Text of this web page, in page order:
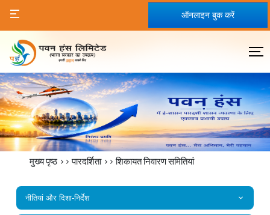
ऑनलाइन बुक करें
मुख्य पृष्ठ >>पारदर्शिता>>शिकायत निवारण समितियां
नीतियां और दिशा-निर्देश